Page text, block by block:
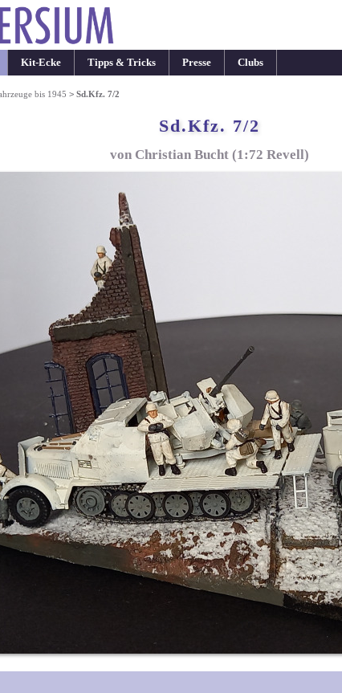
Kit-Ecke Tipps & Tricks Presse Clubs
bis 1945 > Sd.Kfz. 7/2
Sd.Kfz. 7/2
von Christian Bucht (1:72 Revell)